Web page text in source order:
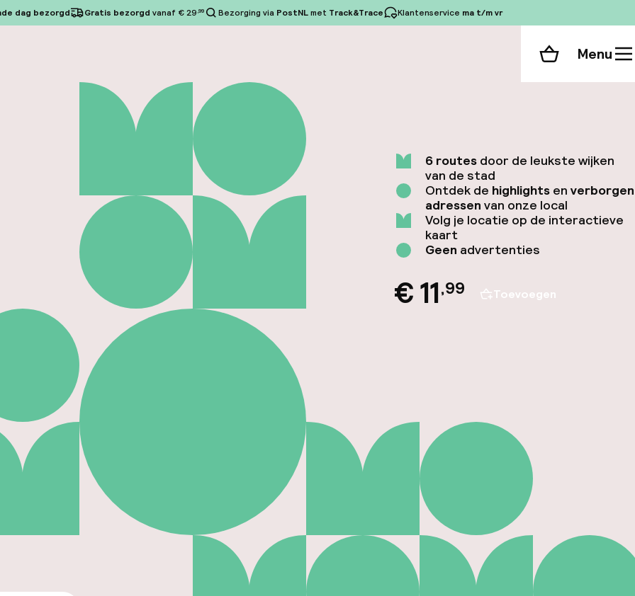
dag bezorgd Gratis bezorgd vanaf € 29,99 Bezorging via PostNLmet Track&Trace Klantenservice ma t/m vr
Winkelmand
Menu
6 routes door de leukste wijken
van de stad
Ontdek de highlights en verborgen
adressen van onze local
Volg je locatie op de interactieve
kaart
Geen advertenties
€ 11,99 Toevoegen